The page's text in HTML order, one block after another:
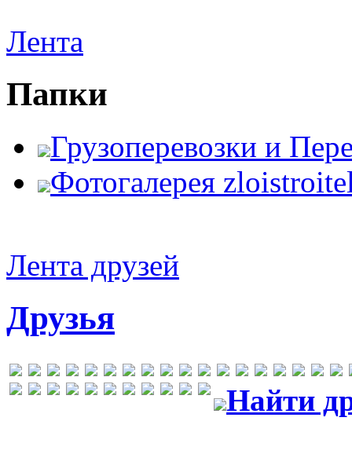
Лента
Папки
Грузоперевозки и
Фотогалерея
Лента друзей
Друзья
Найти